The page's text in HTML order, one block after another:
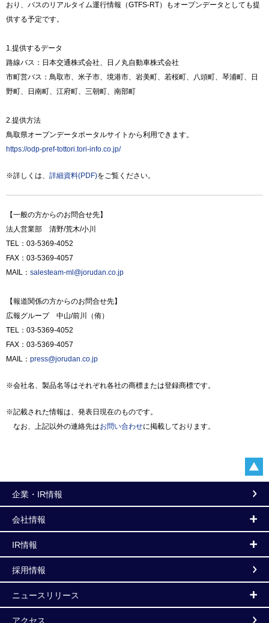
おり、バスのリアルタイム運行情報（GTFS-RT）もオープンデータとしても提
供する予定です。
1.提供するデータ
路線バス：日本交通株式会社、日ノ丸自動車株式会社
市町営バス：鳥取市、米子市、境港市、岩美町、若桜町、八頭町、琴浦町、日
野町、日南町、江府町、三朝町、南部町
2.提供方法
鳥取県オープンデータポータルサイトから利用できます。
https://odp-pref-tottori.tori-info.co.jp/
※詳しくは、 詳細資料(PDF)をご覧ください。
【一般の方からのお問合せ先】
法人営業部 清野/荒木/小川
TEL：03-5369-4052
FAX：03-5369-4057
MAIL： salesteam-ml@jorudan.co.jp
【報道関係の方からのお問合せ先】
広報グループ 中山/前川（侑）
TEL：03-5369-4052
FAX：03-5369-4057
MAIL： press@jorudan.co.jp
※会社名、製品名等はそれぞれ各社の商標または登録商標です。
※記載された情報は、発表日現在のものです。
なお、上記以外の連絡先はお問い合わせに掲載しております。
企業・IR情報
会社情報
IR情報
採用情報
ニュースリリース
アクセス